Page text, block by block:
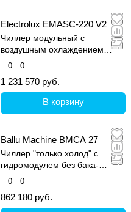
Electrolux EMASC-220 V2
Чиллер модульный с
воздушным охлаждением
конденсатора
0 0
1 231 570 руб.
В корзину
Ballu Machine BMCA 27
Чиллер "только холод" с
гидромодулем без бака-
аккумулятора
0 0
862 180 руб.